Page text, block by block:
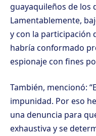
guayaquileños de los
Lamentablemente,
y con la participación
habría conformado
espionaje con fines
También, mencionó:
impunidad. Por eso
una denuncia para
exhaustiva y se